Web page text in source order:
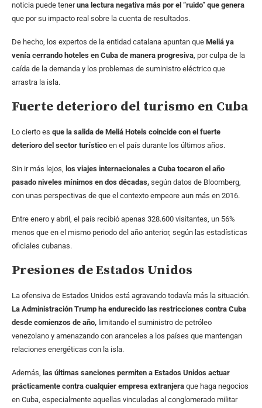
noticia puede teneruna lectura negativa más por el “ruido” que genera
que por su impacto real sobre la cuenta de resultados.
De hecho, los expertos de la entidad catalana apuntan que Meliá ya
venía cerrando hoteles en Cuba de manera progresiva, por culpa de la
caída de la demanda y los problemas de suministro eléctrico que
arrastra la isla.
Fuerte deterioro del turismo en Cuba
Lo cierto es que la salida de Meliá Hotels coincide con el fuerte
deterioro del sector turístico en el país durante los últimos años.
Sin ir más lejos, los viajes internacionales a Cuba tocaron el año
pasado niveles mínimos en dos décadas, según datos de Bloomberg,
con unas perspectivas de que el contexto empeore aun más en 2016.
Entre enero y abril, el país recibió apenas 328.600 visitantes, un 56%
menos que en el mismo periodo del año anterior, según las estadísticas
oficiales cubanas.
Presiones de Estados Unidos
La ofensiva de Estados Unidos está agravando todavía más la situación.
La Administración Trump ha endurecido las restricciones contra Cuba
desde comienzos de año, limitando el suministro de petróleo
venezolano y amenazando con aranceles a los países que mantengan
relaciones energéticas con la isla.
Además, las últimas sanciones permiten a Estados Unidos actuar
prácticamente contra cualquier empresa extranjera que haga negocios
en Cuba, especialmente aquellas vinculadas al conglomerado militar